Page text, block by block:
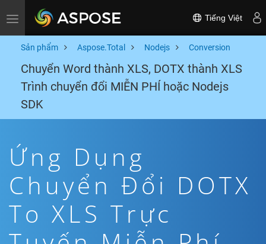
Toggle navigation Tiếng Việt
Sản phẩm Aspose.Total Nodejs Conversion
Chuyển Word thành XLS, DOTX thành XLS
Trình chuyển đổi MIỄN PHÍ hoặc Nodejs
SDK
Ứng Dụng
Chuyển Đổi DOTX
To XLS Trực